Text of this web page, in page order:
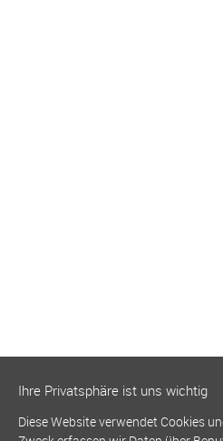
Ihre Privatsphäre ist uns wichtig
Diese Website verwendet Cookies